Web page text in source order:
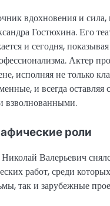
вдохновения и сила,
Гостюхина. Его
и сегодня,
Актер
исполняя не только
и всегда оставляя
роли
Валерьевич
работ, среди
так и зарубежные